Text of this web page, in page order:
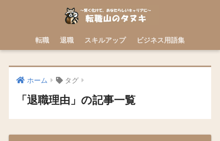
転職 退職 スキルアップ ビジネス用語集
ホーム タグ
「退職理由」の記事一覧